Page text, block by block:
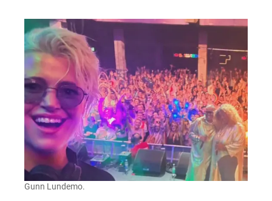
Gunn Lundemo.